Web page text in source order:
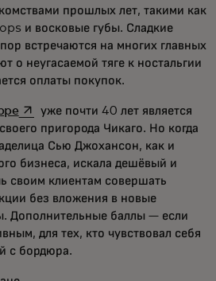
прошлых лет, такими как
и восковые губы. Сладкие
встречаются на многих главных
о неугасаемой тяге к ностальгии
оплаты покупок.
opens in a new tab
уже почти 40 лет является
пригорода Чикаго. Но когда
Сью Джохансон, как и
бизнеса, искала дешёвый и
своим клиентам совершать
без вложения в новые
Дополнительные баллы — если
для тех, кто чувствовал себя
с бордюра.